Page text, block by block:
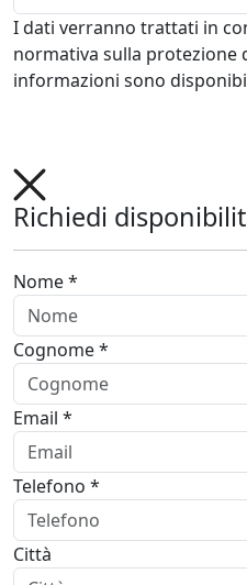
I dati verranno trattati in
normativa sulla protezione
informazioni sono
Richiedi
Nome *
Cognome *
Email *
Telefono *
Città